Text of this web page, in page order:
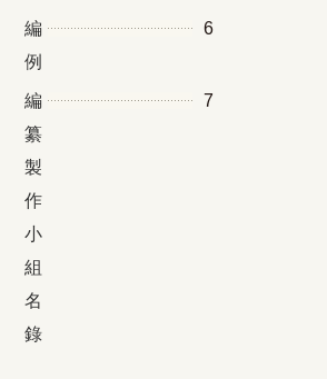
編
例
6
編
纂
製
作
小
組
名
錄
7